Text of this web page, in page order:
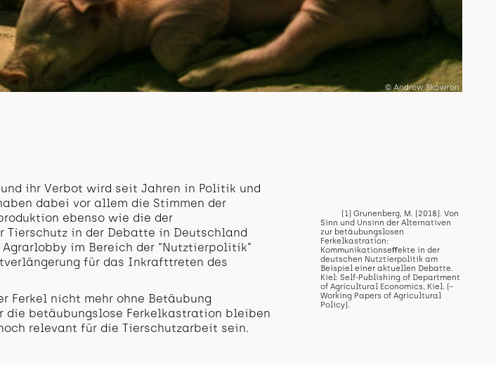
ihr Verbot wird seit Jahren in Politik und
dabei vor allem die Stimmen der
ebenso wie die der
Tierschutz in der Debatte in Deutschland
im Bereich der “Nutztierpolitik”
für das Inkrafttreten des
Ferkel nicht mehr ohne Betäubung
die betäubungslose Ferkelkastration bleiben
relevant für die Tierschutzarbeit sein.
(1) Grunenberg, M. (2018). Von
Sinn und Unsinn der Alternativen
zur betäubungslosen
Ferkelkastration:
Kommunikationseﬀekte in der
deutschen Nutztierpolitik am
Beispiel einer aktuellen Debatte.
Kiel: Self-Publishing of Department
of Agricultural Economics, Kiel. (=
Working Papers of Agricultural
Policy).